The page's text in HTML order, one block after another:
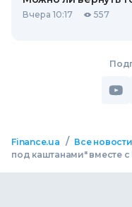
Вчера 10:17 557
Finance.ua / Все новости
под каштанами" вместе с